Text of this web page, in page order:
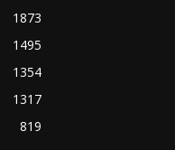
1873
1495
1354
1317
819